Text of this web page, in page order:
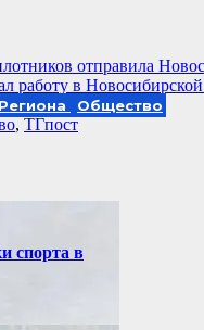
отправила
работу в
Общество
, ТГпост
спорта в